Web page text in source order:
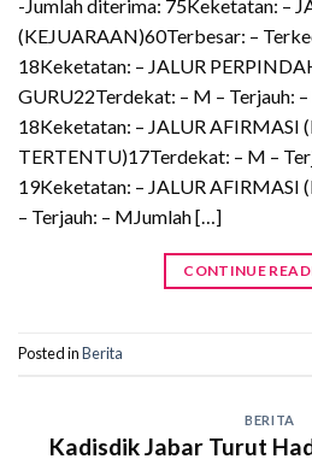
-Jumlah diterima: 75Keketatan: –
(KEJUARAAN)60Terbesar: –
18Keketatan: – JALUR
GURU22Terdekat: – M – Terjauh:
18Keketatan: – JALUR AFIRMASI
TERTENTU)17Terdekat: – M –
19Keketatan: – JALUR
– Terjauh: – MJumlah […]
CONTINUE
Posted inBerita
BERITA
Kadisdik Jabar Turut